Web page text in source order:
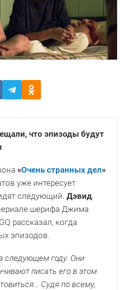
что эпизоды будут
«Очень странных дел»
уже интересует
следующий. Дэвид
шерифа Джима
рассказал, когда
эпизодов.
году. Они
писать его в этом
Судя по всему,